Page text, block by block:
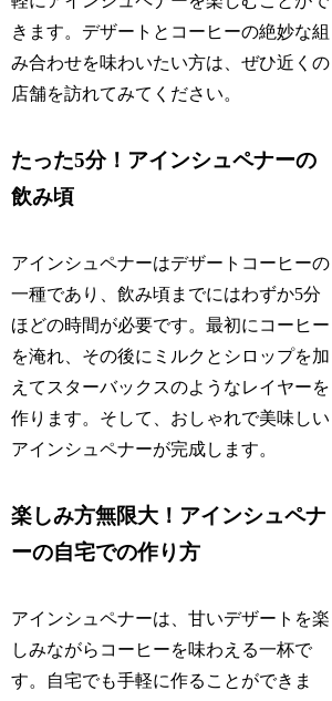
きます。デザートとコーヒーの絶妙な組
み合わせを味わいたい方は、ぜひ近くの
店舗を訪れてみてください。
たった5分！アインシュペナーの
飲み頃
アインシュペナーはデザートコーヒーの
一種であり、飲み頃までにはわずか5分
ほどの時間が必要です。最初にコーヒー
を淹れ、その後にミルクとシロップを加
えてスターバックスのようなレイヤーを
作ります。そして、おしゃれで美味しい
アインシュペナーが完成します。
楽しみ方無限大！アインシュペナ
ーの自宅での作り方
アインシュペナーは、甘いデザートを楽
しみながらコーヒーを味わえる一杯で
す。自宅でも手軽に作ることができま